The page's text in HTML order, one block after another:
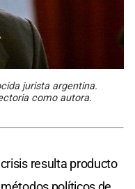
jurista argentina.
como autora.
resulta producto